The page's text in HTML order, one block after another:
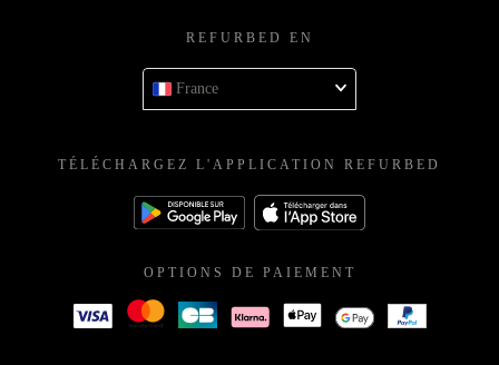
REFURBED EN
France
TÉLÉCHARGEZ L'APPLICATION REFURBED
OPTIONS DE PAIEMENT